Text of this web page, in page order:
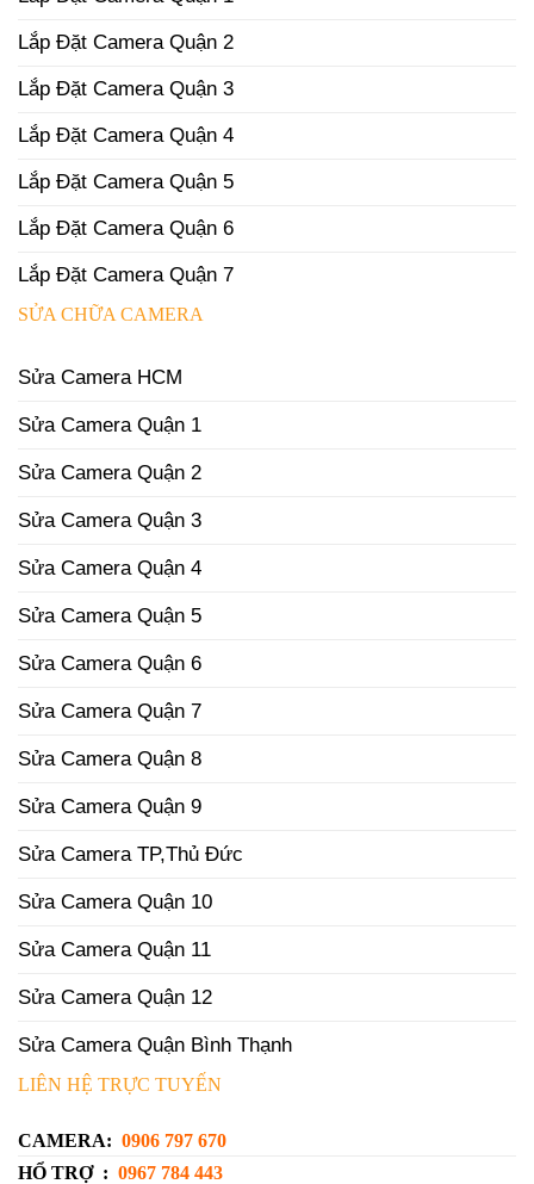
Lắp Đặt Camera Quận 2
Lắp Đặt Camera Quận 3
Lắp Đặt Camera Quận 4
Lắp Đặt Camera Quận 5
Lắp Đặt Camera Quận 6
Lắp Đặt Camera Quận 7
SỬA CHỮA CAMERA
Sửa Camera HCM
Sửa Camera Quận 1
Sửa Camera Quận 2
Sửa Camera Quận 3
Sửa Camera Quận 4
Sửa Camera Quận 5
Sửa Camera Quận 6
Sửa Camera Quận 7
Sửa Camera Quận 8
Sửa Camera Quận 9
Sửa Camera TP,Thủ Đức
Sửa Camera Quận 10
Sửa Camera Quận 11
Sửa Camera Quận 12
Sửa Camera Quận Bình Thạnh
LIÊN HỆ TRỰC TUYẾN
CAMERA: 0906 797 670
HỔ TRỢ : 0967 784 443